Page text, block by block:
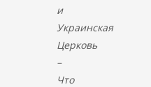
и
Украинская
Церковь
–
Что